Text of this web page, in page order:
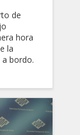
de
hora
la
bordo.